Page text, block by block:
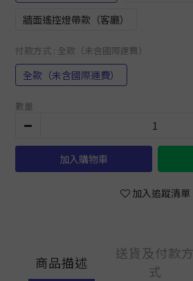
牆面遙控燈帶款（客廳）
付款方式 : 全款（未含國際運費）
全款（未含國際運費）
數量
加入購物車
加入追蹤清單
商品描述
送貨及付款方
式